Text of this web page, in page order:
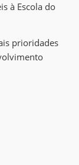
à Escola do
prioridades